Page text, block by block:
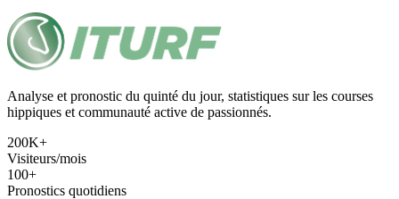
Analyse et pronostic du quinté du jour, statistiques sur les courses
hippiques et communauté active de passionnés.
200K+
Visiteurs/mois
100+
Pronostics quotidiens